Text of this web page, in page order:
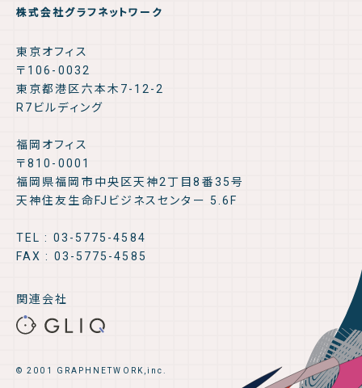
株式会社グラフネットワーク
東京オフィス
〒106-0032
東京都港区六本木7-12-2
R7ビルディング
福岡オフィス
〒810-0001
福岡県福岡市中央区天神2丁目8番35号
天神住友生命FJビジネスセンター 5.6F
TEL : 03-5775-4584
FAX : 03-5775-4585
関連会社
© 2001 GRAPHNETWORK,inc.